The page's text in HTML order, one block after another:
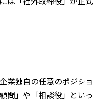
業独自の任意のポジショ
問」や「相談役」といっ